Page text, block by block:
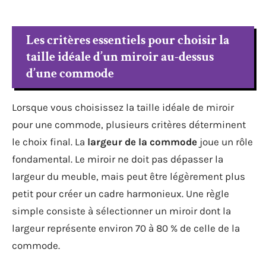
Les critères essentiels pour choisir la
taille idéale d’un miroir au-dessus
d’une commode
Lorsque vous choisissez la taille idéale de miroir
pour une commode, plusieurs critères déterminent
le choix final. La largeur de la commode joue un rôle
fondamental. Le miroir ne doit pas dépasser la
largeur du meuble, mais peut être légèrement plus
petit pour créer un cadre harmonieux. Une règle
simple consiste à sélectionner un miroir dont la
largeur représente environ 70 à 80 % de celle de la
commode.